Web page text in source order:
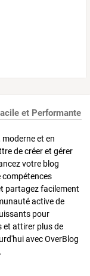
et Performante
et en
de créer et gérer
votre blog
compétences
partagez facilement
active de
pour
et attirer plus de
avec OverBlog